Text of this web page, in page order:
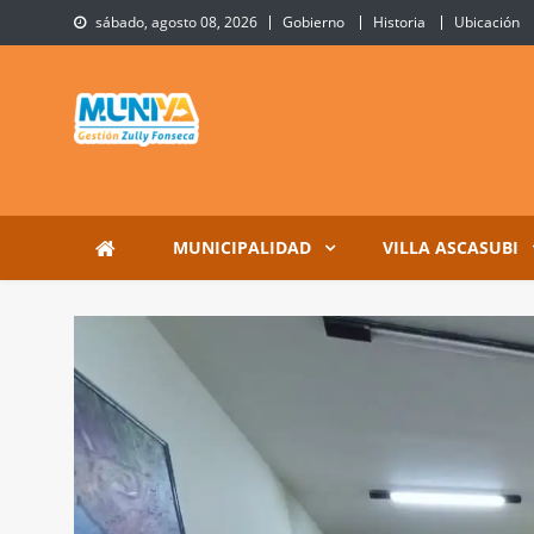
to
sábado, agosto 08, 2026 Gobierno Historia Ubicación
Municipalidad de Villa
MUNICIPALIDAD VILLA ASCASUBI